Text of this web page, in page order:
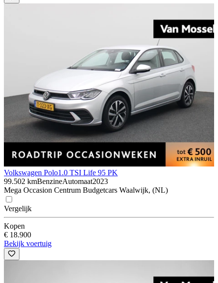
Volkswagen Polo1.0 TSI Life 95 PK
99.502 kmBenzineAutomaat2023
Mega Occasion Centrum Budgetcars Waalwijk, (NL)
Vergelijk
Kopen
€ 18.900
Bekijk voertuig